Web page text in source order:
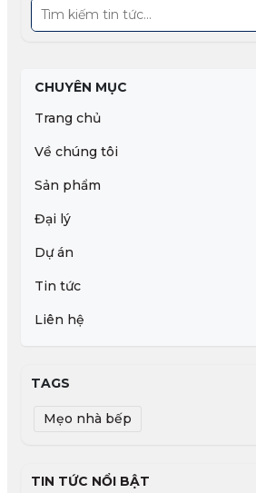
CHUYÊN MỤC
Trang chủ
Về chúng tôi
Sản phẩm
Đại lý
Dự án
Tin tức
Liên hệ
TAGS
Mẹo nhà bếp
TIN TỨC NỔI BẬT